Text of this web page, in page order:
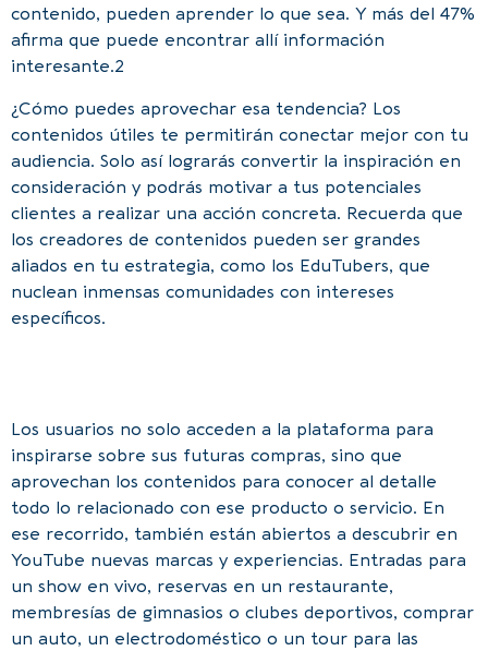
contenido, pueden aprender lo que sea. Y más del 47%
afirma que puede encontrar allí información
interesante.2
¿Cómo puedes aprovechar esa tendencia? Los
contenidos útiles te permitirán conectar mejor con tu
audiencia. Solo así lograrás convertir la inspiración en
consideración y podrás motivar a tus potenciales
clientes a realizar una acción concreta. Recuerda que
los creadores de contenidos pueden ser grandes
aliados en tu estrategia, como los EduTubers, que
nuclean inmensas comunidades con intereses
específicos.
Los usuarios no solo acceden a la plataforma para
inspirarse sobre sus futuras compras, sino que
aprovechan los contenidos para conocer al detalle
todo lo relacionado con ese producto o servicio. En
ese recorrido, también están abiertos a descubrir en
YouTube nuevas marcas y experiencias. Entradas para
un show en vivo, reservas en un restaurante,
membresías de gimnasios o clubes deportivos, comprar
un auto, un electrodoméstico o un tour para las